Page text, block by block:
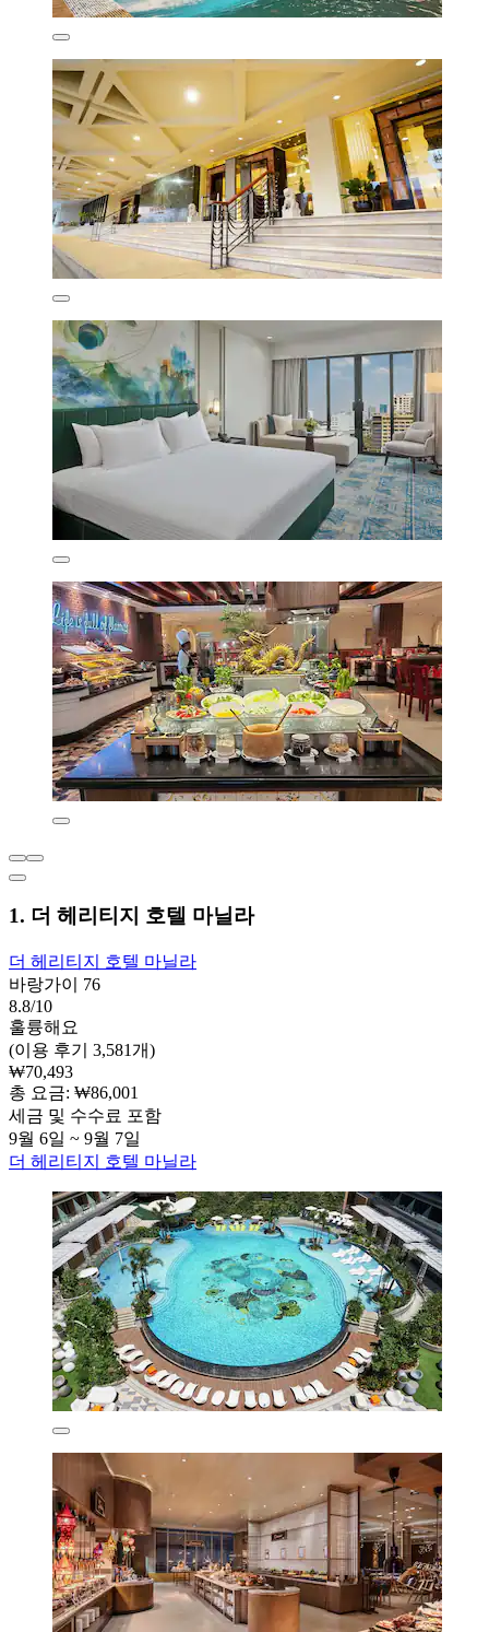
1. 더 헤리티지 호텔 마닐라
더 헤리티지 호텔 마닐라
바랑가이 76
8.8/10
훌륭해요
(이용 후기 3,581개)
₩70,493
총 요금: ₩86,001
세금 및 수수료 포함
9월 6일 ~ 9월 7일
더 헤리티지 호텔 마닐라